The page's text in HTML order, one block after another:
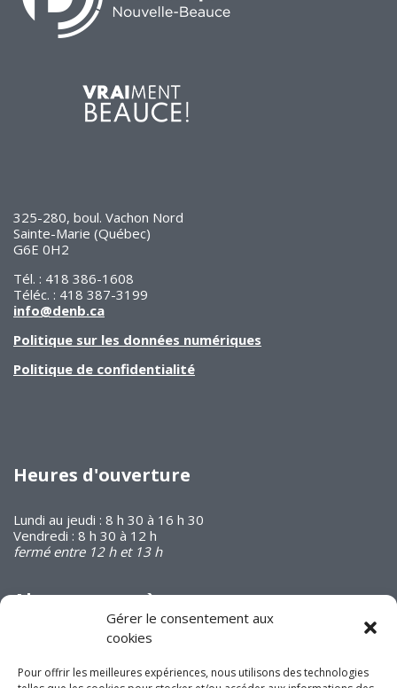
Gérer le consentement aux
cookies
Pour offrir les meilleures expériences, nous utilisons des technologies
325-280, boul. Vachon Nord
Sainte-Marie (Québec)
G6E 0H2
Tél. : 418 386-1608
Téléc. : 418 387-3199
info@denb.ca
Politique sur les données numériques
Politique de confidentialité
Heures d'ouverture
Lundi au jeudi : 8 h 30 à 16 h 30
Vendredi : 8 h 30 à 12 h
fermé entre 12 h et 13 h
Abonnez-vous à
notre infolettre